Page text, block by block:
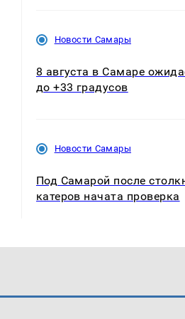
Новости Самары
8 августа в Самаре
до +33 градусов
Новости Самары
Под Самарой после
катеров начата проверка